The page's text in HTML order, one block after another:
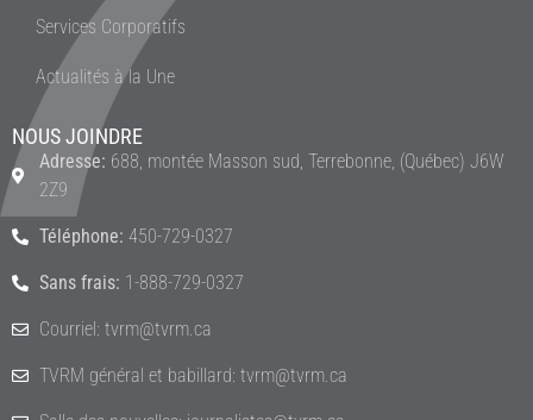
Services Corporatifs
Actualités à la Une
NOUS JOINDRE
Adresse: 688, montée Masson sud, Terrebonne, (Québec) J6W
2Z9
Téléphone: 450-729-0327
Sans frais: 1-888-729-0327
Courriel: tvrm@tvrm.ca
TVRM général et babillard: tvrm@tvrm.ca